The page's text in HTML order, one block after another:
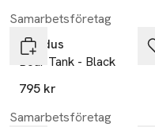
Samarbetsföretag
Residus
Boar Tank - Black
795 kr
Samarbetsföretag